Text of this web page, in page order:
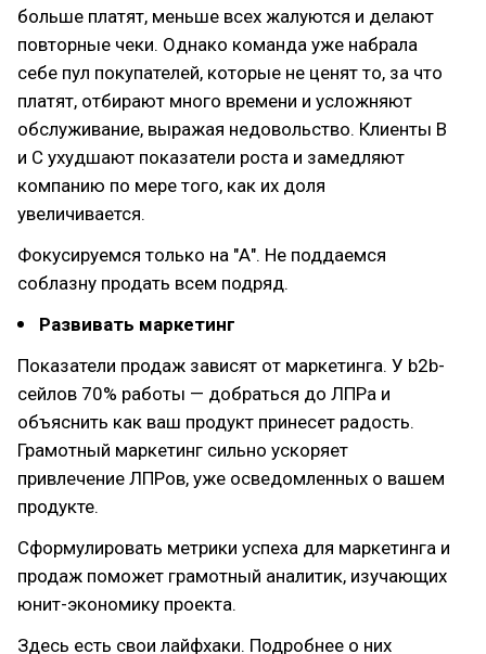
больше платят, меньше всех жалуются и делают
повторные чеки. Однако команда уже набрала
себе пул покупателей, которые не ценят то, за что
платят, отбирают много времени и усложняют
обслуживание, выражая недовольство. Клиенты B
и C ухудшают показатели роста и замедляют
компанию по мере того, как их доля
увеличивается.
Фокусируемся только на "А". Не поддаемся
соблазну продать всем подряд.
Развивать маркетинг
Показатели продаж зависят от маркетинга. У b2b-
сейлов 70% работы — добраться до ЛПРа и
объяснить как ваш продукт принесет радость.
Грамотный маркетинг сильно ускоряет
привлечение ЛПРов, уже осведомленных о вашем
продукте.
Сформулировать метрики успеха для маркетинга и
продаж поможет грамотный аналитик, изучающих
юнит-экономику проекта.
Здесь есть свои лайфхаки. Подробнее о них